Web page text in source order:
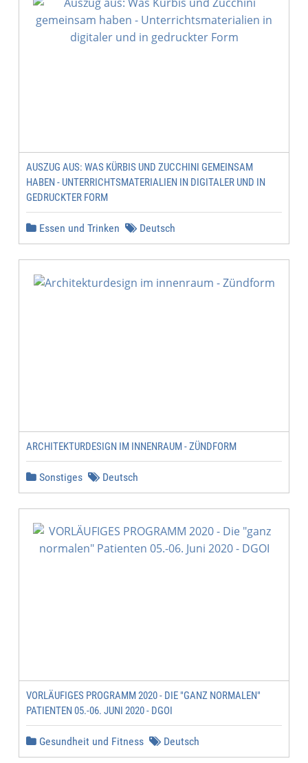
AUSZUG AUS: WAS KÜRBIS UND ZUCCHINI GEMEINSAM
HABEN - UNTERRICHTSMATERIALIEN IN DIGITALER UND IN
GEDRUCKTER FORM
Essen und Trinken Deutsch
ARCHITEKTURDESIGN IM INNENRAUM - ZÜNDFORM
Sonstiges Deutsch
VORLÄUFIGES PROGRAMM 2020 - DIE "GANZ NORMALEN"
PATIENTEN 05.-06. JUNI 2020 - DGOI
Gesundheit und Fitness Deutsch